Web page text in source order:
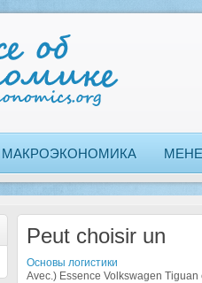
МАКРОЭКОНОМИКА
Peut choisir un
Основы логистики
Avec.) Essence Volkswagen